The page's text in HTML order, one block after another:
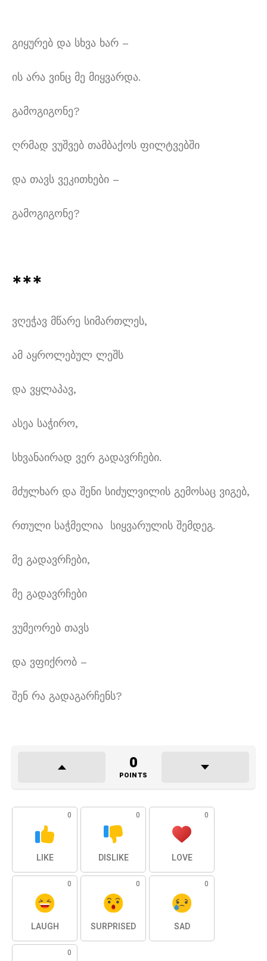
გიყურებ და სხვა ხარ –
ის არა ვინც მე მიყვარდა.
გამოგიგონე?
ღრმად ვუშვებ თამბაქოს ფილტვებში
და თავს ვეკითხები –
გამოგიგონე?
***
ვღეჭავ მწარე სიმართლეს,
ამ აყროლებულ ლეშს
და ვყლაპავ,
ასეა საჭირო,
სხვანაირად ვერ გადავრჩები.
მძულხარ და შენი სიძულვილის გემოსაც ვიგებ,
რთული საჭმელია სიყვარულის შემდეგ.
მე გადავრჩები,
მე გადავრჩები
ვუმეორებ თავს
და ვფიქრობ –
შენ რა გადაგარჩენს?
0
POINTS
0
LIKE
0
DISLIKE
0
LOVE
0
LAUGH
0
SURPRISED
0
SAD
0